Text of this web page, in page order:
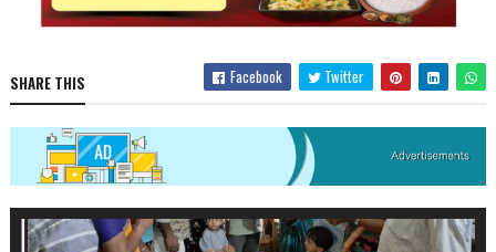
SHARE THIS Facebook Twitter